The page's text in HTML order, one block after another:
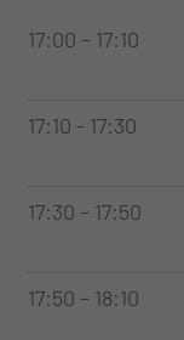
17:00 – 17:10
17:10 - 17:30
17:30 – 17:50
17:50 – 18:10